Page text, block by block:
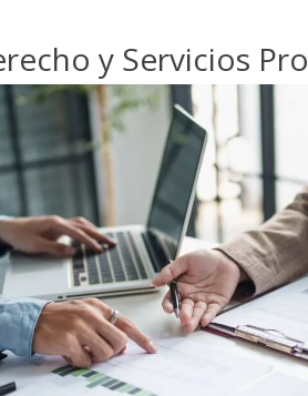
y Servicios